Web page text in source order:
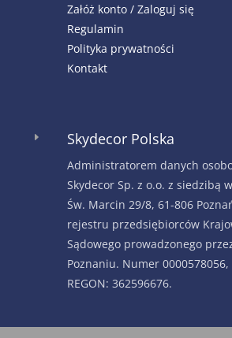
Załóż konto / Zaloguj się
Regulamin
Polityka prywatności
Kontakt
E Skydecor Polska
Administratorem danych
Skydecor Sp. z o.o. z siedzibą
Św. Marcin 29/8, 61-806
rejestru przedsiębiorców
Sądowego prowadzonego
Poznaniu. Numer
REGON: 362596676.